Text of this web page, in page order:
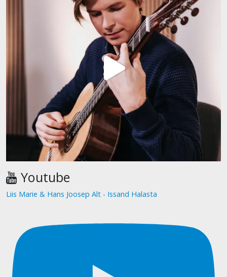
Youtube
Liis Marie & Hans Joosep Alt - Issand Halasta